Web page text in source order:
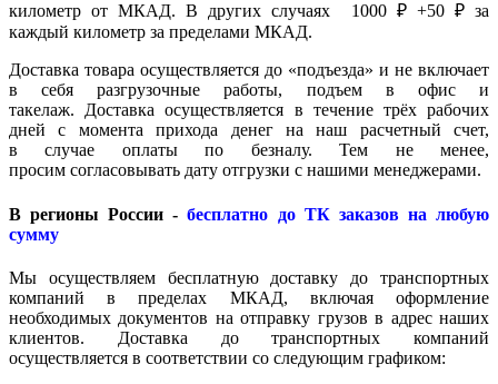
километр от МКАД. В других случаях 1000 ₽ +50 ₽ за
каждый километр за пределами МКАД.
Доставка товара осуществляется до «подъезда» и не включает
в себя разгрузочные работы, подъем в офис и
такелаж. Доставка осуществляется в течение трёх рабочих
дней с момента прихода денег на наш расчетный счет,
в случае оплаты по безналу. Тем не менее,
просим согласовывать дату отгрузки с нашими менеджерами.
В регионы России -бесплатно до ТК заказов на любую
сумму
Мы осуществляем бесплатную доставку до транспортных
компаний в пределах МКАД, включая оформление
необходимых документов на отправку грузов в адрес наших
клиентов. Доставка до транспортных компаний
осуществляется в соответствии со следующим графиком: